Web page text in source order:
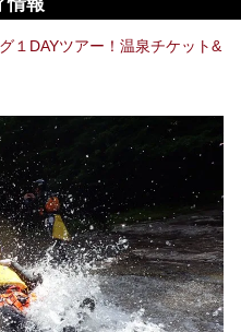
した。
１DAYツアー！温泉チケット&